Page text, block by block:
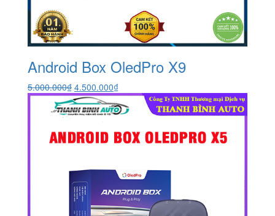
Android Box OledPro X9
5.000.000₫ Giá
gốc
là:
4.500.000₫Giá
hiện
tại
4.500.000₫.